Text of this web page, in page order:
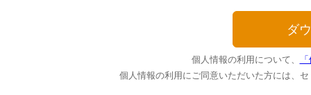
個人情報の利用について、
個人情報の利用にご同意いただいた方には、